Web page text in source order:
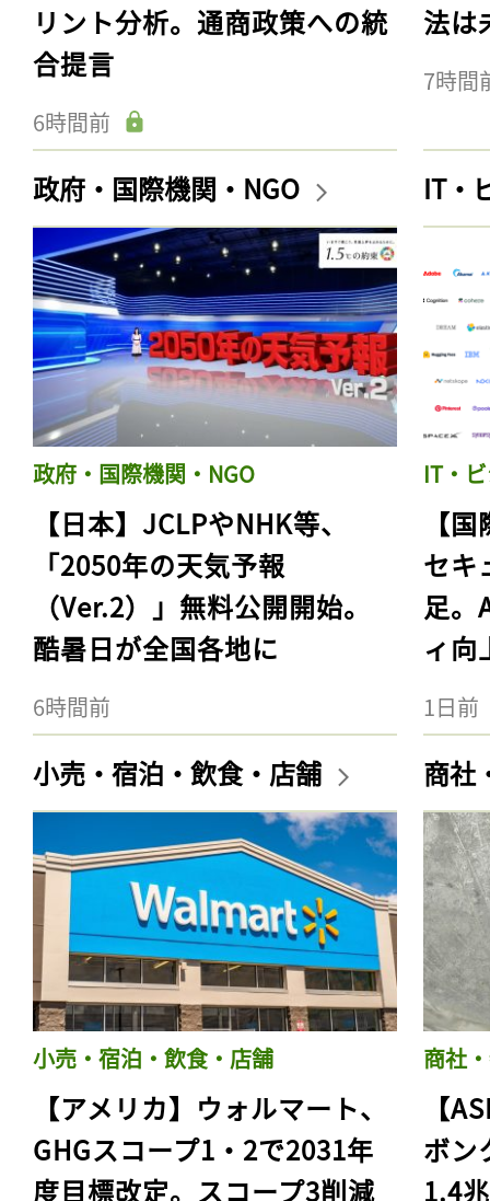
リント分析。通商政策への統
合提言
6時間前
法は
7時間
政府・国際機関・NGO
政府・国際機関・NGO
【日本】JCLPやNHK等、
「2050年の天気予報
（Ver.2）」無料公開開始。
酷暑日が全国各地に
6時間前
IT・
IT・
【
セキ
足。
ィ向
1日前
小売・宿泊・飲食・店舗
小売・宿泊・飲食・店舗
【アメリカ】ウォルマート、
GHGスコープ1・2で2031年
度目標改定。スコープ3削減
商社
商社
【
ボン
1.4